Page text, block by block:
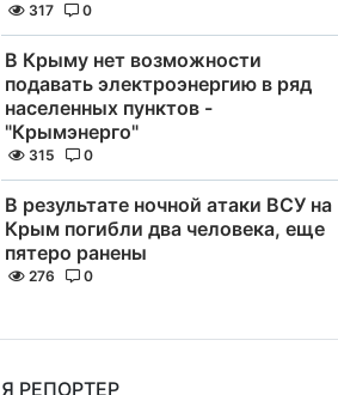
317 0
В Крыму нет возможности
подавать электроэнергию в ряд
населенных пунктов -
"Крымэнерго"
315 0
В результате ночной атаки ВСУ на
Крым погибли два человека, еще
пятеро ранены
276 0
Я РЕПОРТЕР